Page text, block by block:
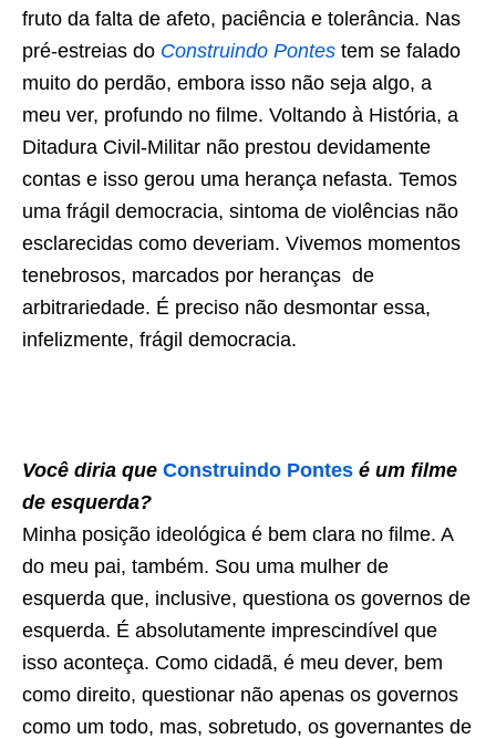
fruto da falta de afeto, paciência e tolerância. Nas
pré-estreias do Construindo Pontes tem se falado
muito do perdão, embora isso não seja algo, a
meu ver, profundo no filme. Voltando à História, a
Ditadura Civil-Militar não prestou devidamente
contas e isso gerou uma herança nefasta. Temos
uma frágil democracia, sintoma de violências não
esclarecidas como deveriam. Vivemos momentos
tenebrosos, marcados por heranças de
arbitrariedade. É preciso não desmontar essa,
infelizmente, frágil democracia.
Você diria que Construindo Pontes é um filme
de esquerda?
Minha posição ideológica é bem clara no filme. A
do meu pai, também. Sou uma mulher de
esquerda que, inclusive, questiona os governos de
esquerda. É absolutamente imprescindível que
isso aconteça. Como cidadã, é meu dever, bem
como direito, questionar não apenas os governos
como um todo, mas, sobretudo, os governantes de